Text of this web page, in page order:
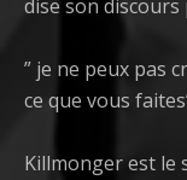
dise son
” je ne peux pas
ce que vous
Killmonger est le